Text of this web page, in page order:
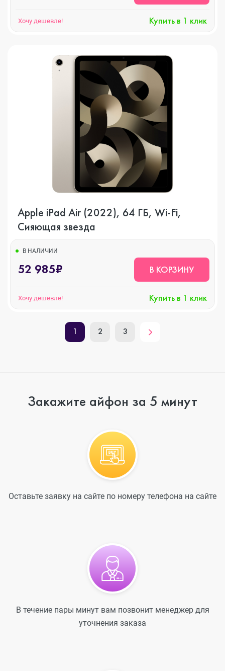
Хочу дешевле! Купить в 1 клик
Apple iPad Air (2022), 64 ГБ, Wi-Fi,
Сияющая звезда
В НАЛИЧИИ
52 985₽ В КОРЗИНУ
Хочу дешевле! Купить в 1 клик
1 2 3
Закажите айфон за 5 минут
Оставьте заявку на сайте по номеру телефона на сайте
В течение пары минут вам позвонит менеджер для
уточнения заказа